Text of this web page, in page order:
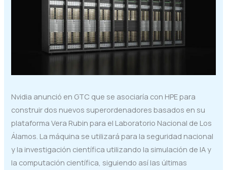
Nvidia anunció en GTC que se asociaría con HPE para
construir dos nuevos superordenadores basados en su
plataforma Vera Rubin para el Laboratorio Nacional de Los
Álamos. La máquina se utilizará para la seguridad nacional
y la investigación científica utilizando la simulación de IA y
la computación científica, siguiendo así las últimas